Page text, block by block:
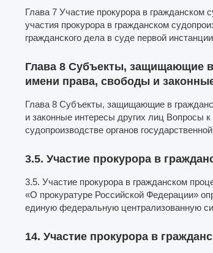
Глава 7 Участие прокурора в гражданском
участия прокурора в гражданском
гражданского дела в суде первой
Глава 8 Субъекты, защищающие в
имени права, свободы и
Глава 8 Субъекты, защищающие в
и законные интересы других лиц Вопросы
судопроизводстве органов
3.5. Участие прокурора в
3.5. Участие прокурора в гражданском
«О прокуратуре Российской Федерации»
единую федеральную централизованную
14. Участие прокурора в